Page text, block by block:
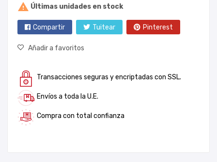
 Últimas unidades en stock
Compartir Tuitear Pinterest
Añadir a favoritos
Transacciones seguras y encriptadas con SSL.
Envíos a toda la U.E.
Compra con total confianza